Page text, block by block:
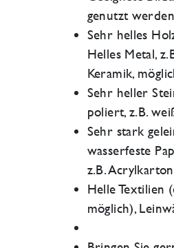
genutzt
Sehr helles
Helles Metal,
Keramik,
Sehr heller
poliert, z.B.
Sehr stark
wasserfeste
z.B. Acrylkarton
Helle Textilien
möglich),